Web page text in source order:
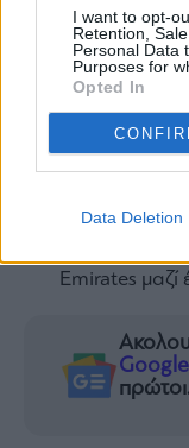
I want to opt-
Retention,
Personal Data
Purposes for
Opted In
Data Deletion
Τιμές
το εξωτερικό
Εθνική
δισ. ευρώ και
Ο
τώρα 24,5
μεταγραφές
Emirates μαζί
πρώτοι.